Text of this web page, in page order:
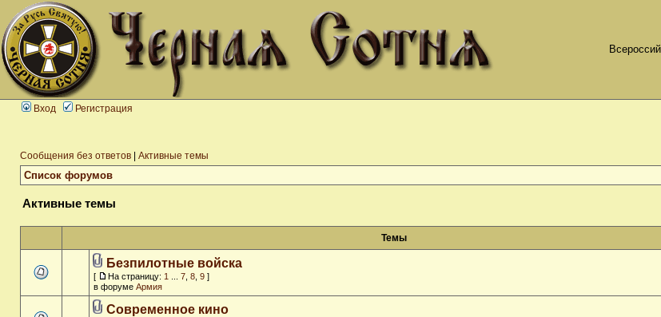
Вход Регистрация
Сообщения без ответов Активные темы
Список форумов
Активные темы
Темы
Безпилотные войска
[ На страницу: 1 7 8 9 ]
в форуме Армия
Современное кино